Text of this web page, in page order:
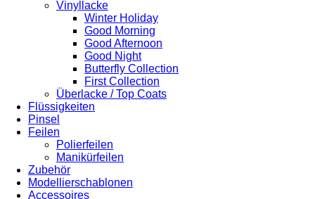
Vinyllacke
Winter Holiday
Good Morning
Good Afternoon
Good Night
Butterfly Collection
First Collection
Überlacke / Top Coats
Flüssigkeiten
Pinsel
Feilen
Polierfeilen
Manikürfeilen
Zubehör
Modellierschablonen
Accessoires